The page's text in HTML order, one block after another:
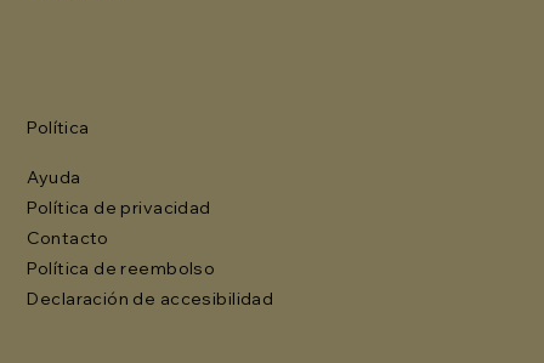
Política
Ayuda
Política de privacidad
Contacto
Política de reembolso
Declaración de accesibilidad